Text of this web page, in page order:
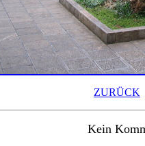
ZURÜCK
Kein